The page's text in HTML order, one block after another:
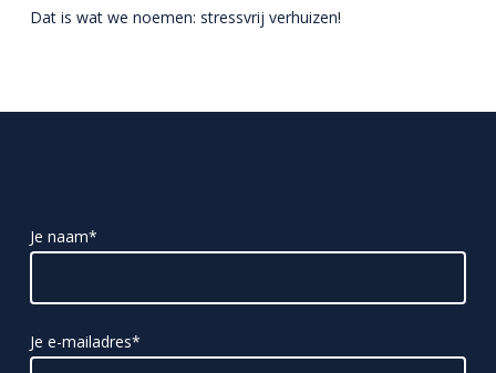
Dat is wat we noemen: stressvrij verhuizen!
Je naam*
Je e-mailadres*